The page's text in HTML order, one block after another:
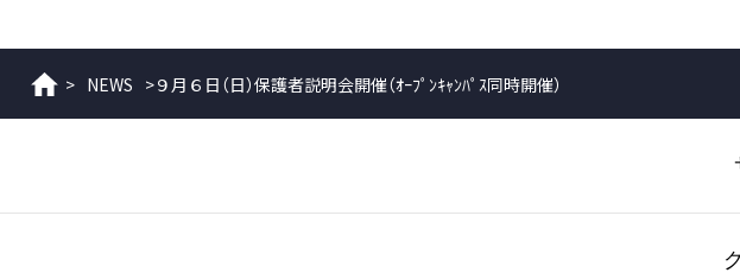
ホーム
> NEWS >９月６日（日）保護者説明会開催（ｵｰﾌﾟﾝｷｬﾝﾊﾟｽ同時開催）